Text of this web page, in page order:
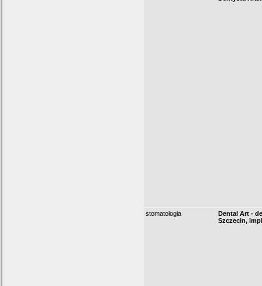
stomatologia
Dental Art -
Szczecin,